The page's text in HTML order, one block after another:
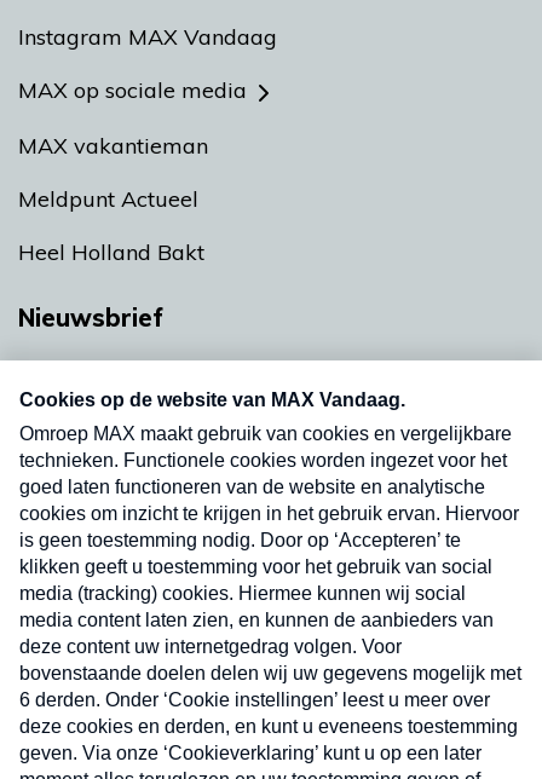
Instagram MAX Vandaag
MAX op sociale media
MAX vakantieman
Meldpunt Actueel
Heel Holland Bakt
Nieuwsbrief
nieuwsbrief. Elke vrijdag- en dinsdagochtend in
uw mailbox.
Verzend
Nieuwsbrief
Neem hier een gratis abonnement op onze